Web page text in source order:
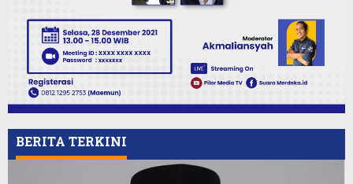
BERITA TERKINI